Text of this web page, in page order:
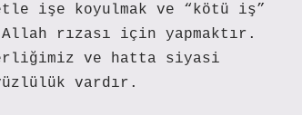
işe koyulmak ve “kötü iş”
rızası için yapmaktır.
ve hatta siyasi
vardır.